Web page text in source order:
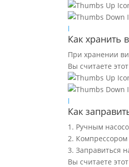
l
Как хранить
При хранении
Вы считаете
l
Как
1. Ручным
2.
3. Заправиться
Вы считаете